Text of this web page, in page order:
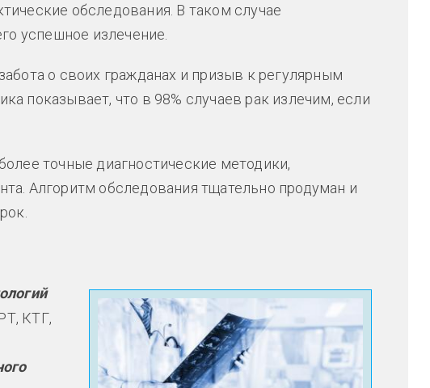
обследования. В таком случае
успешное излечение.
о своих гражданах и призыв к регулярным
показывает, что в 98% случаев рак излечим, если
точные диагностические методики,
Алгоритм обследования тщательно продуман и
КТГ,